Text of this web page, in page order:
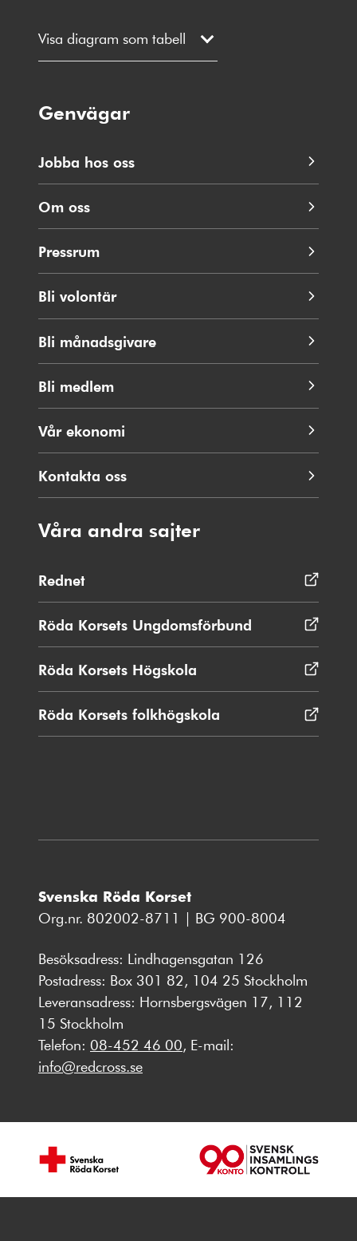
Visa diagram som tabell
Genvägar
Jobba hos oss
Om oss
Pressrum
Bli volontär
Bli månadsgivare
Bli medlem
Vår ekonomi
Kontakta oss
Våra andra sajter
Rednet
i
nytt
fönster
Röda Korsets Ungdomsförbund Öppnas
i
Röda Korsets Högskola
i
nytt
fönster
Röda Korsets folkhögskola
i
Svenska Röda Korset
Org.nr. 802002-8711 | BG 900-8004
Besöksadress: Lindhagensgatan 126
Postadress: Box 301 82, 104 25 Stockholm
Leveransadress: Hornsbergsvägen 17, 112
15 Stockholm
Telefon: 08-452 46 00, E-mail:
info@redcross.se